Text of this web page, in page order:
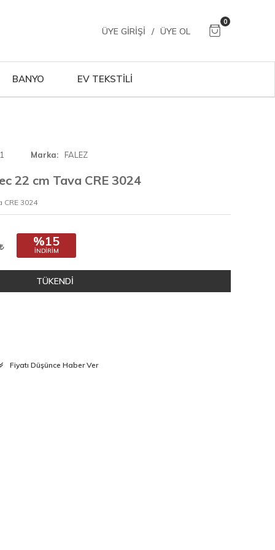
ÜYE GIRIŞI / ÜYE OL
0
BANYO EV TEKSTİLİ
Marka FALEZ
22 cm Tava CRE 3024
CRE 3024
%15
İNDIRIM
TÜKENDİ
Fiyatı Düşünce Haber Ver